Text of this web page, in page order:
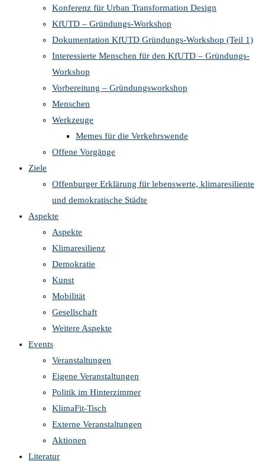
the
search
panel.
close
the
search
panel.
Konferenz für Urban Transformation Design
KfUTD – Gründungs-Workshop
Dokumentation KfUTD Gründungs-Workshop (Teil 1)
Interessierte Menschen für den KfUTD – Gründungs-
Workshop
Vorbereitung – Gründungsworkshop
Menschen
Werkzeuge
Memes für die Verkehrswende
Offene Vorgänge
Ziele
Offenburger Erklärung für lebenswerte, klimaresiliente
und demokratische Städte
Aspekte
Aspekte
Klimaresilienz
Demokratie
Kunst
Mobilität
Gesellschaft
Weitere Aspekte
Events
Veranstaltungen
Eigene Veranstaltungen
Politik im Hinterzimmer
KlimaFit-Tisch
Externe Veranstaltungen
Aktionen
Literatur